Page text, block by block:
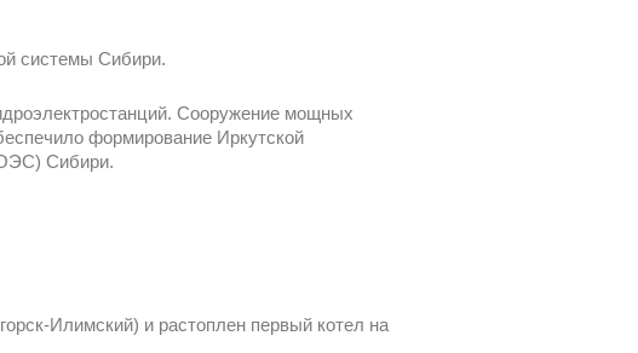
системы Сибири.
Сооружение мощных
формирование Иркутской
Сибири.
Илимский) и растоплен первый котел на